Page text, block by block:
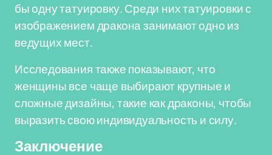
бы одну татуировку. Среди них татуировки с
изображением дракона занимают одно из
ведущих мест.
Исследования также показывают, что
женщины все чаще выбирают крупные и
сложные дизайны, такие как драконы, чтобы
выразить свою индивидуальность и силу.
Заключение